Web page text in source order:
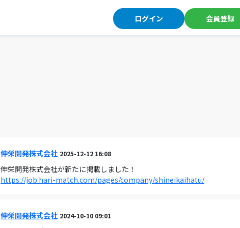
ログイン 会員登録
伸栄開発株式会社 2025-12-12 16:08
伸栄開発株式会社が新たに掲載しました！
https://job.hari-match.com/pages/company/shineikaihatu/
伸栄開発株式会社 2024-10-10 09:01